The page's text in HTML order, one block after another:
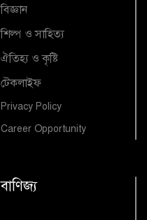
বিজ্ঞান
শিল্প ও সাহিত্য
ঐতিহ্য ও কৃষ্টি
টেকলাইফ
Privacy Policy
Career Opportunity
বাণিজ্য